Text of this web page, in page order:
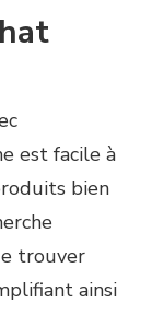
est facile à
bien
trouver
ainsi